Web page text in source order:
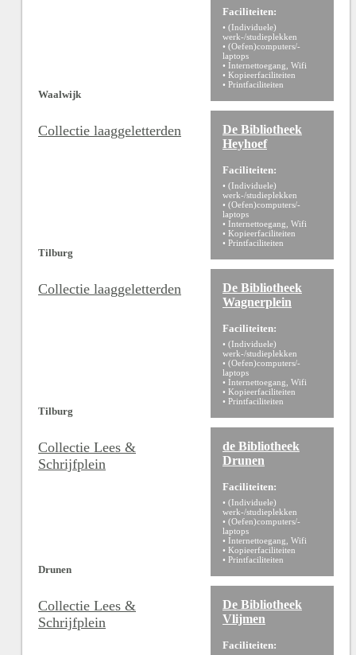
Waalwijk
Faciliteiten:
• (Individuele)
werk-/studieplekken
• (Oefen)computers/-
laptops
• Internettoegang, Wifi
• Kopieerfaciliteiten
• Printfaciliteiten
Collectie laaggeletterden
Tilburg
De Bibliotheek
Heyhoef
Faciliteiten:
• (Individuele)
werk-/studieplekken
• (Oefen)computers/-
laptops
• Internettoegang, Wifi
• Kopieerfaciliteiten
• Printfaciliteiten
Collectie laaggeletterden
Tilburg
De Bibliotheek
Wagnerplein
Faciliteiten:
• (Individuele)
werk-/studieplekken
• (Oefen)computers/-
laptops
• Internettoegang, Wifi
• Kopieerfaciliteiten
• Printfaciliteiten
Collectie Lees &
Schrijfplein
Drunen
de Bibliotheek
Drunen
Faciliteiten:
• (Individuele)
werk-/studieplekken
• (Oefen)computers/-
laptops
• Internettoegang, Wifi
• Kopieerfaciliteiten
• Printfaciliteiten
Collectie Lees &
Schrijfplein
De Bibliotheek
Vlijmen
Faciliteiten: